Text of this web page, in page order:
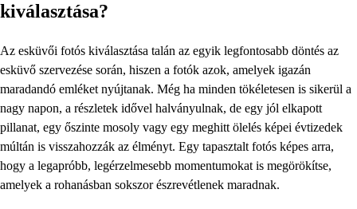
kiválasztása?
Az esküvői fotós kiválasztása talán az egyik legfontosabb döntés az
esküvő szervezése során, hiszen a fotók azok, amelyek igazán
maradandó emléket nyújtanak. Még ha minden tökéletesen is sikerül a
nagy napon, a részletek idővel halványulnak, de egy jól elkapott
pillanat, egy őszinte mosoly vagy egy meghitt ölelés képei évtizedek
múltán is visszahozzák az élményt. Egy tapasztalt fotós képes arra,
hogy a legapróbb, legérzelmesebb momentumokat is megörökítse,
amelyek a rohanásban sokszor észrevétlenek maradnak.